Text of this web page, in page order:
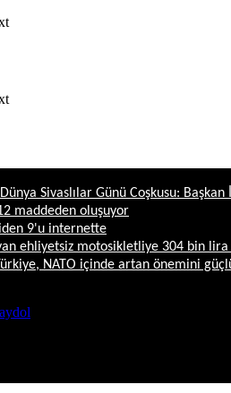
Sivaslılar Günü Coşkusu:
maddeden oluşuyor
9'u internette
ehliyetsiz motosikletliye 304 bin lira
NATO içinde artan önemini